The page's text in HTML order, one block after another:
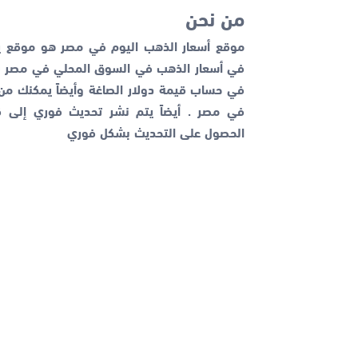
من نحن
موقع أسعار الذهب اليوم في مصر هو موقع
في أسعار الذهب في السوق المحلي في مصر
في حساب قيمة دولار الصاغة وأيضاً يمكنك
في مصر . أيضاً يتم نشر تحديث فوري إلى
الحصول على التحديث بشكل فوري